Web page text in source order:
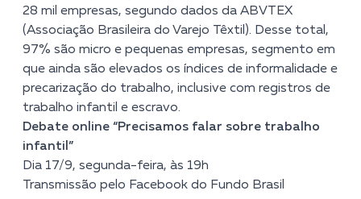
28 mil empresas, segundo dados da ABVTEX
(Associação Brasileira do Varejo Têxtil). Desse total,
97% são micro e pequenas empresas, segmento em
que ainda são elevados os índices de informalidade e
precarização do trabalho, inclusive com registros de
trabalho infantil e escravo.
Debate online “Precisamos falar sobre trabalho
infantil”
Dia 17/9, segunda-feira, às 19h
Transmissão pelo Facebook do Fundo Brasil